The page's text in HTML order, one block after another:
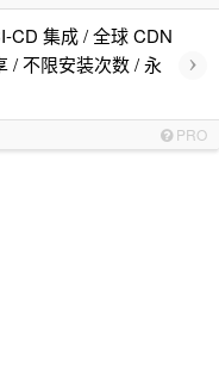
CD 集成 / 全球 CDN
/ 不限安装次数 / 永
›
PRO